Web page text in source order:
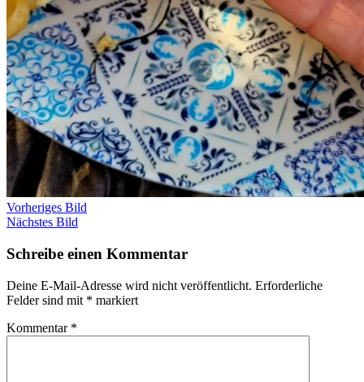
Vorheriges Bild
Nächstes Bild
Schreibe einen Kommentar
Deine E-Mail-Adresse wird nicht veröffentlicht. Erforderliche
Felder sind mit * markiert
Kommentar *